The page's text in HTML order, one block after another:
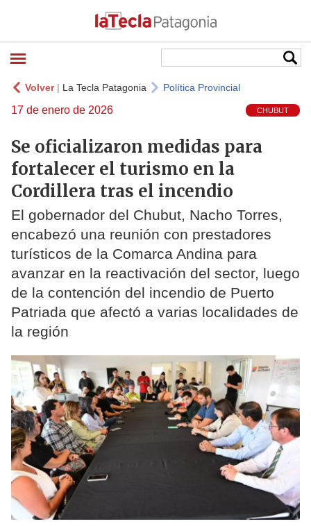
Volver| La Tecla Patagonia Política Provincial
17 de enero de 2026 CHUBUT
Se oficializaron medidas para
fortalecer el turismo en la
Cordillera tras el incendio
El gobernador del Chubut, Nacho Torres,
encabezó una reunión con prestadores
turísticos de la Comarca Andina para
avanzar en la reactivación del sector, luego
de la contención del incendio de Puerto
Patriada que afectó a varias localidades de
la región